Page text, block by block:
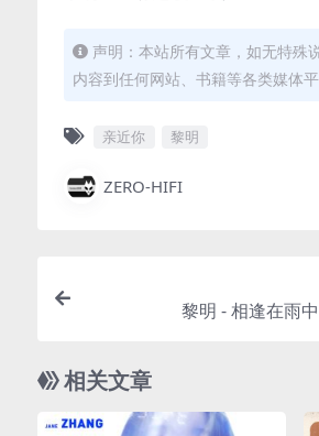
声明：本站所有文章，如无特殊
内容到任何网站、书籍等各类媒体
亲近你 黎明
ZERO-HIFI
黎明 - 相逢在雨
相关文章